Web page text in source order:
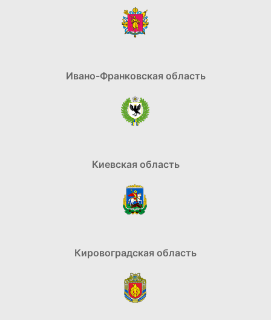
Ивано-Франковская область
Киевская область
Кировоградская область